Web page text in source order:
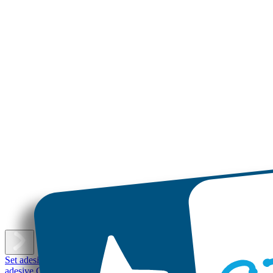
Set adesivi con nome Etichette adesive piccole Etichette adesive
adesive Grandi
Etichette per scarpe